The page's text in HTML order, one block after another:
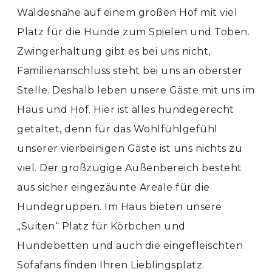
Waldesnähe auf einem großen Hof mit viel
Platz für die Hunde zum Spielen und Toben.
Zwingerhaltung gibt es bei uns nicht,
Familienanschluss steht bei uns an oberster
Stelle. Deshalb leben unsere Gäste mit uns im
Haus und Hof. Hier ist alles hundegerecht
getaltet, denn für das Wohlfühlgefühl
unserer vierbeinigen Gäste ist uns nichts zu
viel. Der großzügige Außenbereich besteht
aus sicher eingezäunte Areale für die
Hundegruppen. Im Haus bieten unsere
„Suiten“ Platz für Körbchen und
Hundebetten und auch die eingefleischten
Sofafans finden Ihren Lieblingsplatz.